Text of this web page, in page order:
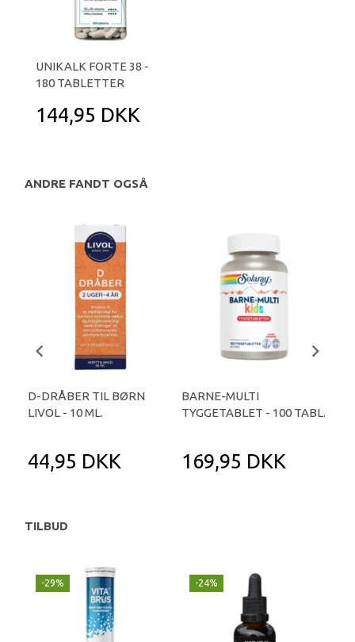
UNIKALK FORTE 38 -
180 TABLETTER
144,95 DKK
ANDRE FANDT OGSÅ
D-DRÅBER TIL BØRN
LIVOL - 10 ML.
44,95 DKK
BARNE-MULTI
TYGGETABLET - 100 TABL.
169,95 DKK
TILBUD
-29% -24%